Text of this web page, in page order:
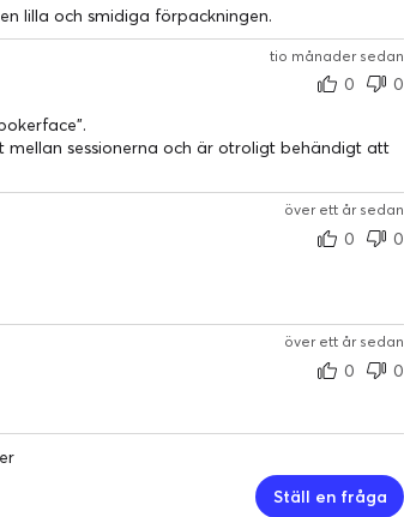
lilla och smidiga förpackningen.
tio månader sedan
0
0
sessionerna och är otroligt behändigt att
över ett år sedan
0
0
över ett år sedan
0
0
Ställ en fråga